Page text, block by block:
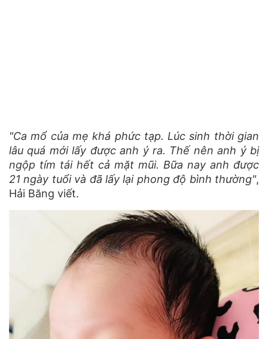
"Ca mổ của mẹ khá phức tạp. Lúc sinh thời gian
lâu quá mới lấy được anh ý ra. Thế nên anh ý bị
ngộp tím tái hết cả mặt mũi. Bữa nay anh được
21 ngày tuổi và đã lấy lại phong độ bình thường",
Hải Băng viết.